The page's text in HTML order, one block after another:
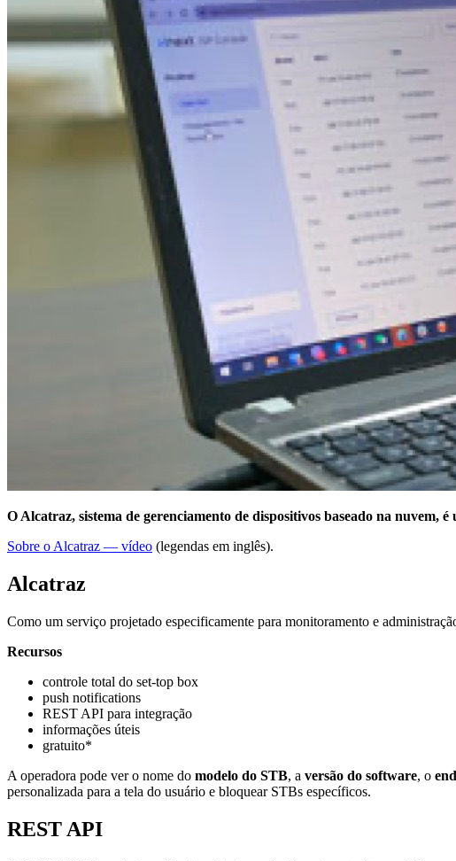
O Alcatraz, sistema de gerenciamento de dispositivos baseado na
Sobre o Alcatraz — vídeo (legendas em inglês).
Alcatraz
Como um serviço projetado especificamente para monitoramento e
Recursos
controle total do set-top box
push notifications
REST API para integração
informações úteis
gratuito*
A operadora pode ver o nome do modelo do STB, a versão do software, o
personalizada para a tela do usuário e bloquear STBs específicos.
REST API